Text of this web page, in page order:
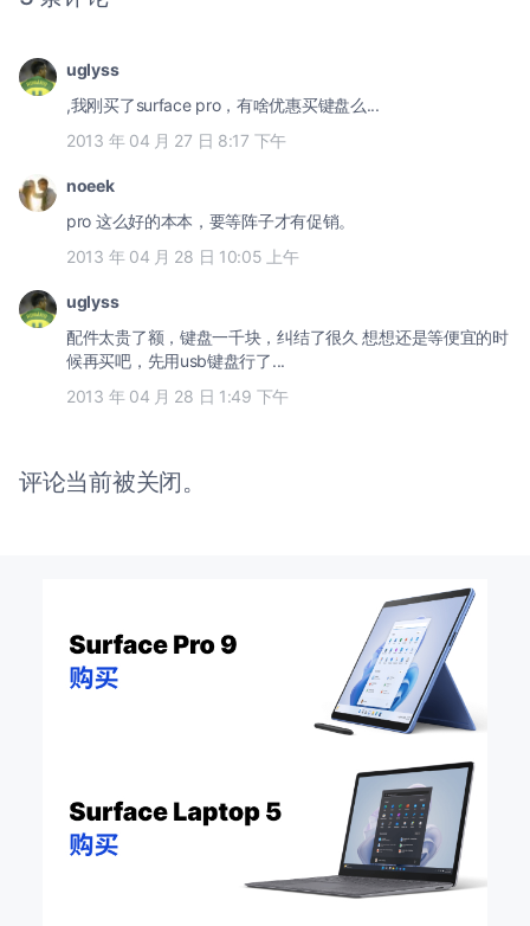
uglyss
,我刚买了surface pro，有啥优惠买键盘么...
2013 年 04 月 27 日 8:17 下午
noeek
pro 这么好的本本，要等阵子才有促销。
2013 年 04 月 28 日 10:05 上午
uglyss
配件太贵了额，键盘一千块，纠结了很久 想想还是等便宜的时
候再买吧，先用usb键盘行了...
2013 年 04 月 28 日 1:49 下午
评论当前被关闭。